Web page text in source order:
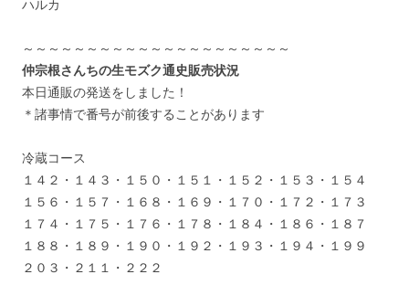
ハルカ
～～～～～～～～～～～～～～～～～～～～～
仲宗根さんちの生モズク通史販売状況
本日通販の発送をしました！
＊諸事情で番号が前後することがあります
冷蔵コース
１４２・１４３・１５０・１５１・１５２・１５３・１５４
１５６・１５７・１６８・１６９・１７０・１７２・１７３
１７４・１７５・１７６・１７８・１８４・１８６・１８７
１８８・１８９・１９０・１９２・１９３・１９４・１９９
２０３・２１１・２２２